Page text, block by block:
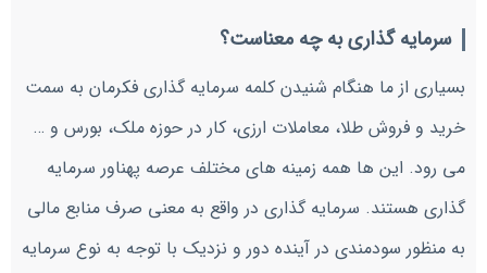
سرمایه گذاری به چه معناست؟
بسیاری از ما هنگام شنیدن کلمه سرمایه گذاری فکرمان به سمت
خرید و فروش طلا، معاملات ارزی، کار در حوزه ملک، بورس و …
می رود. این ها همه زمینه های مختلف عرصه پهناور سرمایه
گذاری هستند. سرمایه گذاری در واقع به معنی صرف منابع مالی
به منظور سودمندی در آینده دور و نزدیک با توجه به نوع سرمایه